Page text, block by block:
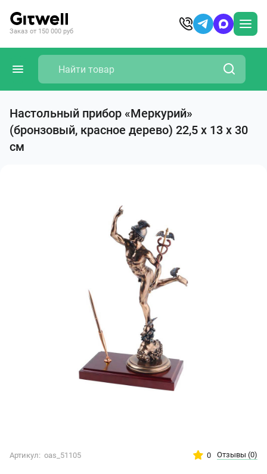
Заказ от 150 000 руб
Настольный прибор «Меркурий»
(бронзовый, красное дерево) 22,5 х 13 х 30
см
Артикул: oas_51105 0 Отзывы (0)